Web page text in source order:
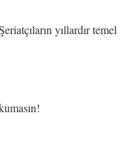
yıllardır temel